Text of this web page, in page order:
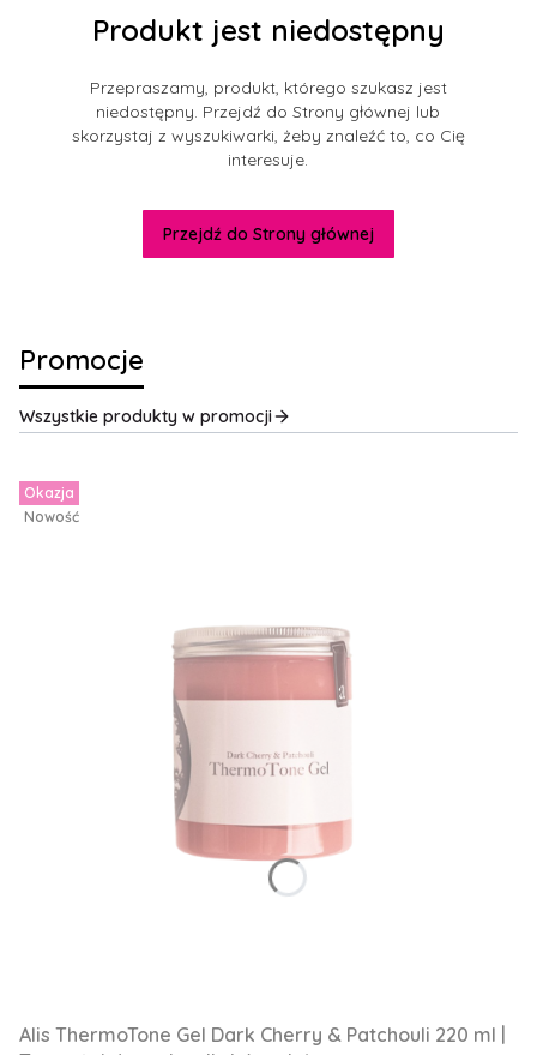
Produkt jest niedostępny
Przepraszamy, produkt, którego szukasz jest
niedostępny. Przejdź do Strony głównej lub
skorzystaj z wyszukiwarki, żeby znaleźć to, co Cię
interesuje.
Przejdź do Strony głównej
Promocje
Wszystkie produkty w promocji
Okazja
Nowość
Alis ThermoTone Gel Dark Cherry & Patchouli 220 ml |